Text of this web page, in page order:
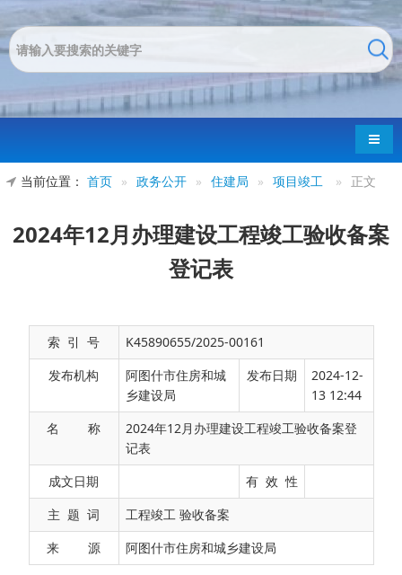
导航
当前位置： 首页 » 政务公开 » 住建局 » 项目竣工 » 正文
2024年12月办理建设工程竣工验收备案
登记表
索 引 号
K45890655/2025-00161
发布机构
阿图什市住房和城
乡建设局
发布日期
2024-12-
13 12:44
名 称
2024年12月办理建设工程竣工验收备案登
记表
成文日期
有 效 性
主 题 词
工程竣工 验收备案
来 源
阿图什市住房和城乡建设局
序号 建设单位 工程名称 面积（㎡）